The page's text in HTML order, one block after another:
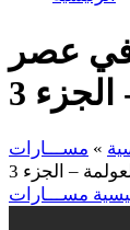
في عصر
3
»
– الجزء 3